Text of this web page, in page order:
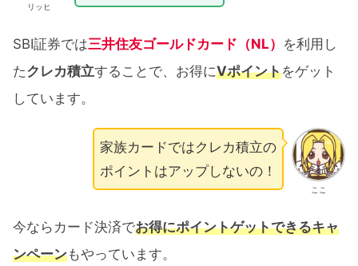
リッヒ
SBI証券では三井住友ゴールドカード（NL） を利用し
たクレカ積立することで、お得にVポイントをゲット
しています。
ここ
家族カードではクレカ積立の
ポイントはアップしないの！
今ならカード決済でお得にポイントゲットできるキャ
ンペーンもやっています。